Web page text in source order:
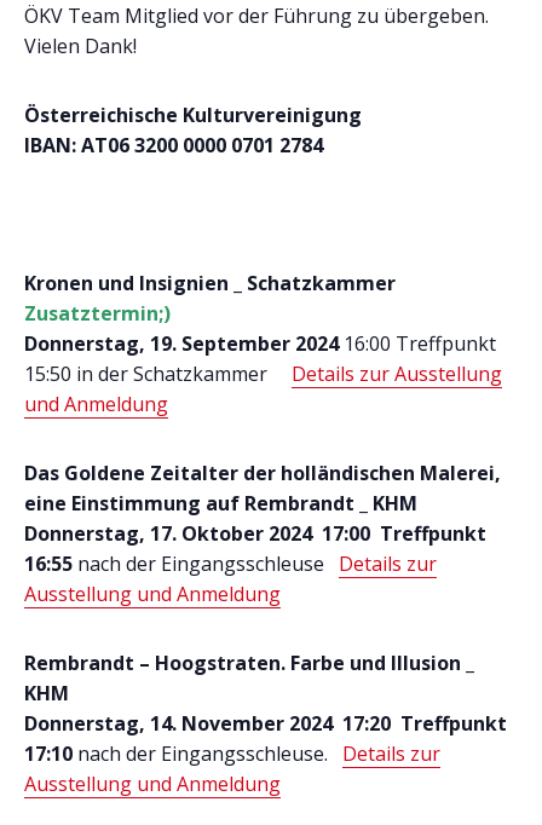
ÖKV Team Mitglied vor der Führung zu übergeben.
Vielen Dank!
Österreichische Kulturvereinigung
IBAN: AT06 3200 0000 0701 2784
Kronen und Insignien _ Schatzkammer
Zusatztermin;)
Donnerstag, 19. September 202416:00 Treffpunkt
15:50 in der Schatzkammer
Details zur Ausstellung
und Anmeldung
Das Goldene Zeitalter der holländischen Malerei,
eine Einstimmung auf Rembrandt _ KHM
Donnerstag, 17. Oktober 2024 17:00 Treffpunkt
16:55 nach der Eingangsschleuse Details zur
Ausstellung und Anmeldung
Rembrandt – Hoogstraten. Farbe und Illusion _
KHM
Donnerstag, 14. November 2024 17:20 Treffpunkt
17:10 nach der Eingangsschleuse. Details zur
Ausstellung und Anmeldung